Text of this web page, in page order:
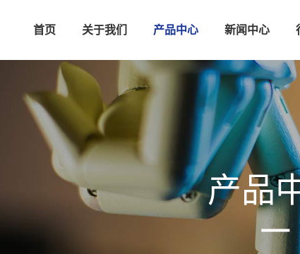
首页 关于我们 产品中心 新闻中心
产品